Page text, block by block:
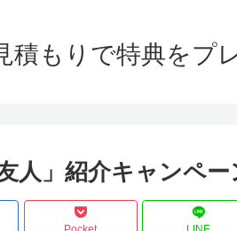
積もりで特典をプ
人」紹介キャンペー